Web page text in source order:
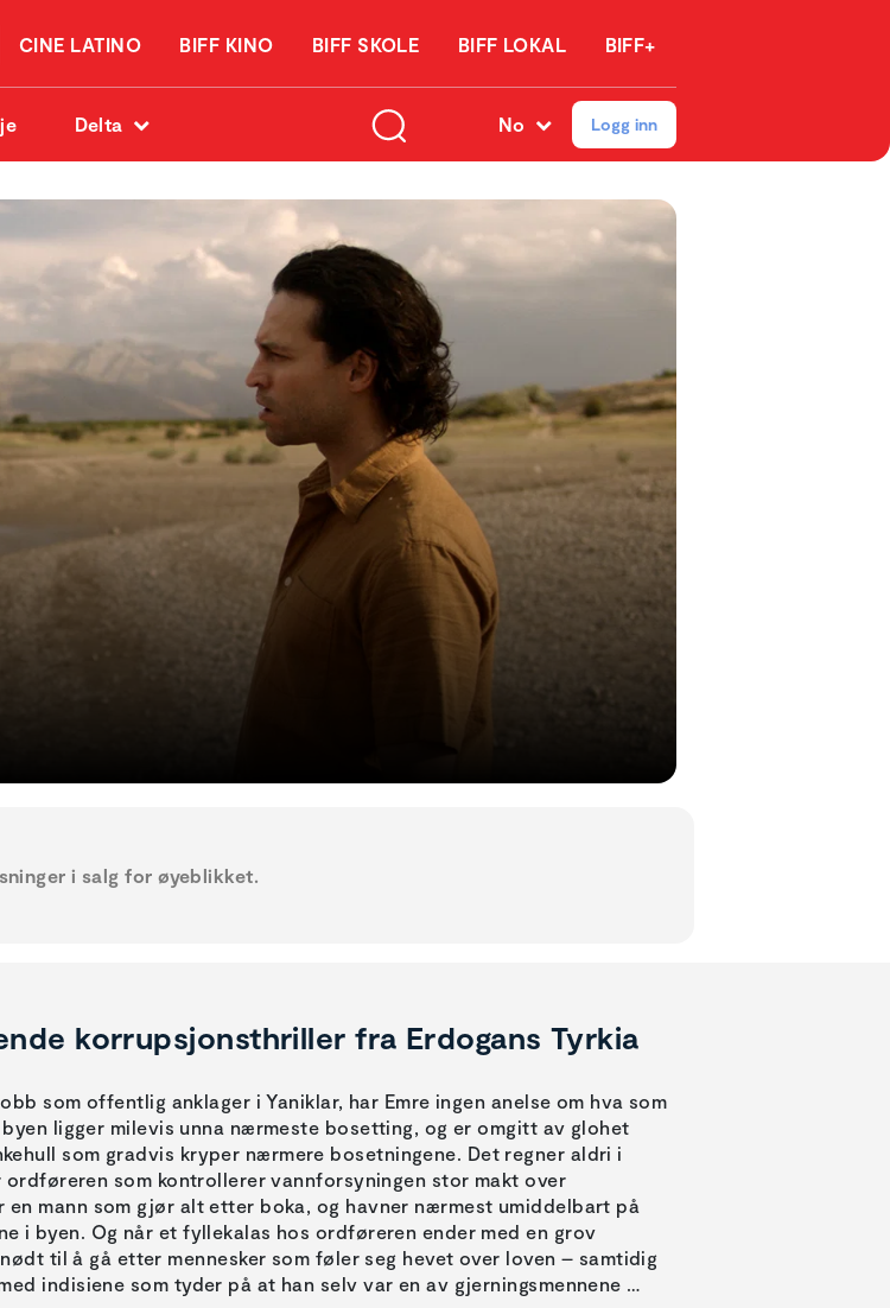
CINE LATINO BIFF KINO BIFF SKOLE BIFF LOKAL BIFF+
Delta No Logg inn
i salg for øyeblikket.
korrupsjonsthriller fra Erdogans Tyrkia
som offentlig anklager i Yaniklar, har Emre ingen anelse om hva som
ligger milevis unna nærmeste bosetting, og er omgitt av glohet
som gradvis kryper nærmere bosetningene. Det regner aldri i
ordføreren som kontrollerer vannforsyningen stor makt over
en mann som gjør alt etter boka, og havner nærmest umiddelbart på
i byen. Og når et fyllekalas hos ordføreren ender med en grov
til å gå etter mennesker som føler seg hevet over loven – samtidig
indisiene som tyder på at han selv var en av gjerningsmennene …